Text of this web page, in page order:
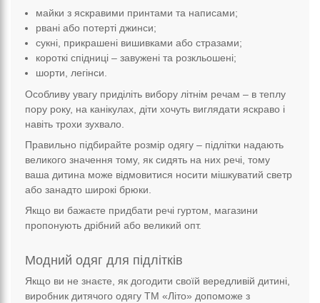
майки з яскравими принтами та написами;
рвані або потерті джинси;
сукні, прикрашені вишивками або стразами;
короткі спідниці – завужені та розкльошені;
шорти, легінси.
Особливу увагу приділіть вибору літнім речам – в теплу
пору року, на канікулах, діти хочуть виглядати яскраво і
навіть трохи зухвало.
Правильно підбирайте розмір одягу – підлітки надають
великого значення тому, як сидять на них речі, тому
ваша дитина може відмовитися носити мішкуватий светр
або занадто широкі брюки.
Якщо ви бажаєте придбати речі гуртом, магазини
пропонують дрібний або великий опт.
Модний одяг для підлітків
Якщо ви не знаєте, як догодити своїй вередливій дитині,
виробник дитячого одягу ТМ «Літо» допоможе з